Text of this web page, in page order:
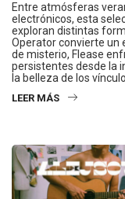
Entre atmósferas
electrónicos, esta
exploran distintas
Operator convierte un
de misterio, Flease
persistentes desde la
la belleza de los
LEER MÁS